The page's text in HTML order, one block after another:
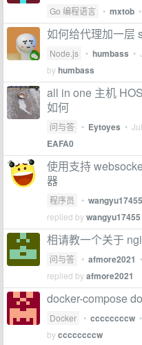
Go 编程语言 • mxtob •
如何给代理加一层
Node.js • humbass •
byhumbass
all in one 主机
如何
问与答 • Eytoyes •
EAFA0
使用支持
器
程序员 • wangyu17455
replied bywangyu17455
相请教一个关于
问与答 • afmore2021 •
replied byafmore2021
docker-compose
Docker • ccccccccw •
byccccccccw